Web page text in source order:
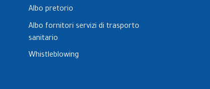
Albo pretorio
Albo fornitori servizi di trasporto
sanitario
Whistleblowing